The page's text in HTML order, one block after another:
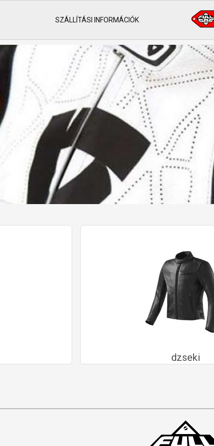
SZÁLLÍTÁSI INFORMÁCIÓK
dzseki